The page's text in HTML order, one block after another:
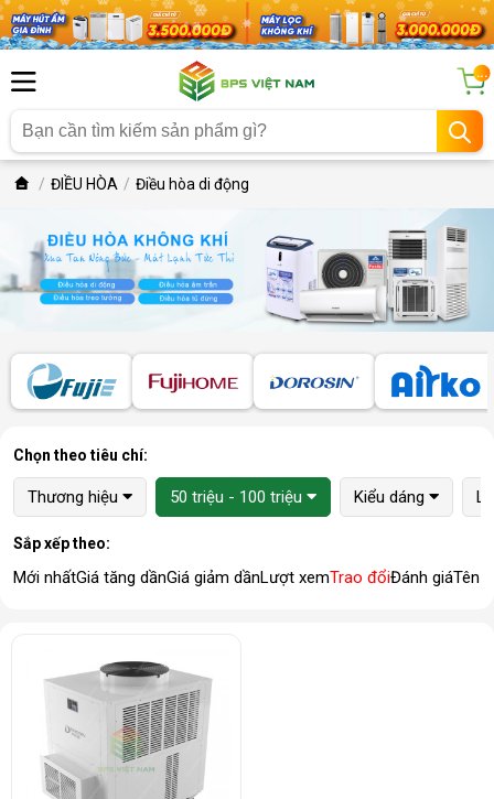
...
ĐIỀU HÒA Điều hòa di động
Chọn theo tiêu chí:
Thương hiệu 50 triệu - 100 triệu Kiểu dáng
Sắp xếp theo:
Mới nhấtGiá tăng dầnGiá giảm dầnLượt xemTrao đổiĐánh giáTên